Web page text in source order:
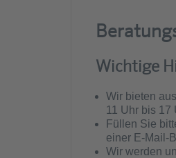
Wichtige
Wir bieten
11 Uhr bis 17
Füllen Sie
einer E-Mail-
Wir werden